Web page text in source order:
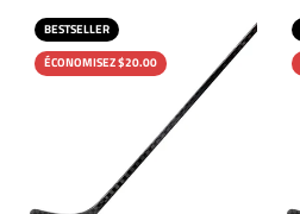
BESTSELLER
ÉCONOMISEZ $20.00